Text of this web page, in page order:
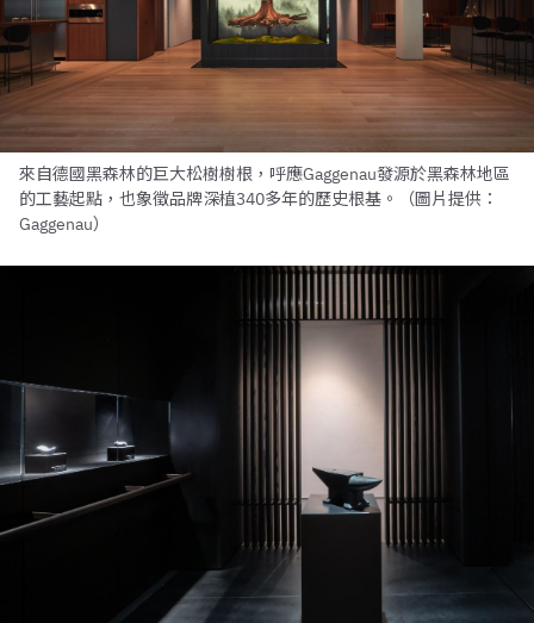
來自德國黑森林的巨大松樹樹根，呼應Gaggenau發源於黑森林地區
的工藝起點，也象徵品牌深植340多年的歷史根基。（圖片提供：
Gaggenau）